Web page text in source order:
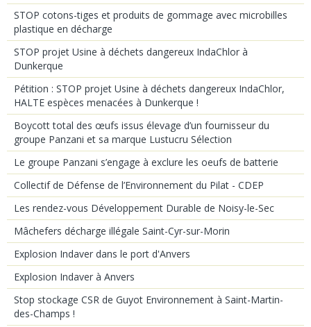
STOP cotons-tiges et produits de gommage avec microbilles
plastique en décharge
STOP projet Usine à déchets dangereux IndaChlor à
Dunkerque
Pétition : STOP projet Usine à déchets dangereux IndaChlor,
HALTE espèces menacées à Dunkerque !
Boycott total des œufs issus élevage d’un fournisseur du
groupe Panzani et sa marque Lustucru Sélection
Le groupe Panzani s’engage à exclure les oeufs de batterie
Collectif de Défense de l’Environnement du Pilat - CDEP
Les rendez-vous Développement Durable de Noisy-le-Sec
Mâchefers décharge illégale Saint-Cyr-sur-Morin
Explosion Indaver dans le port d'Anvers
Explosion Indaver à Anvers
Stop stockage CSR de Guyot Environnement à Saint-Martin-
des-Champs !